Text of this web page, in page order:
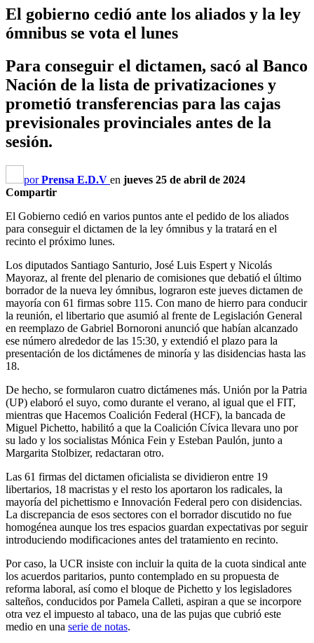
El gobierno cedió ante los aliados y la ley
ómnibus se vota el lunes
Para conseguir el dictamen, sacó al Banco
Nación de la lista de privatizaciones y
prometió transferencias para las cajas
previsionales provinciales antes de la
sesión.
porPrensa E.D.V en jueves 25 de abril de 2024
Compartir
El Gobierno cedió en varios puntos ante el pedido de los aliados
para conseguir el dictamen de la ley ómnibus y la tratará en el
recinto el próximo lunes.
Los diputados Santiago Santurio, José Luis Espert y Nicolás
Mayoraz, al frente del plenario de comisiones que debatió el último
borrador de la nueva ley ómnibus, lograron este jueves dictamen de
mayoría con 61 firmas sobre 115. Con mano de hierro para conducir
la reunión, el libertario que asumió al frente de Legislación General
en reemplazo de Gabriel Bornoroni anunció que habían alcanzado
ese número alrededor de las 15:30, y extendió el plazo para la
presentación de los dictámenes de minoría y las disidencias hasta las
18.
De hecho, se formularon cuatro dictámenes más. Unión por la Patria
(UP) elaboró el suyo, como durante el verano, al igual que el FIT,
mientras que Hacemos Coalición Federal (HCF), la bancada de
Miguel Pichetto, habilitó a que la Coalición Cívica llevara uno por
su lado y los socialistas Mónica Fein y Esteban Paulón, junto a
Margarita Stolbizer, redactaran otro.
Las 61 firmas del dictamen oficialista se dividieron entre 19
libertarios, 18 macristas y el resto los aportaron los radicales, la
mayoría del pichettismo e Innovación Federal pero con disidencias.
La discrepancia de esos sectores con el borrador discutido no fue
homogénea aunque los tres espacios guardan expectativas por seguir
introduciendo modificaciones antes del tratamiento en recinto.
Por caso, la UCR insiste con incluir la quita de la cuota sindical ante
los acuerdos paritarios, punto contemplado en su propuesta de
reforma laboral, así como el bloque de Pichetto y los legisladores
salteños, conducidos por Pamela Calleti, aspiran a que se incorpore
otra vez el impuesto al tabaco, una de las pujas que cubrió este
medio en una serie de notas.